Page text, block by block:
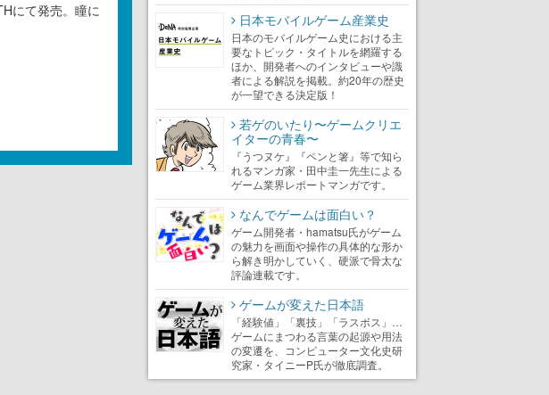
にて発売。瞳に
日本モバイルゲーム産業史
日本のモバイルゲーム史における主
要なトピック・タイトルを網羅する
ほか、開発者へのインタビューや識
者による解説を掲載。約20年の歴史
が一望できる決定版！
若ゲのいたり〜ゲームクリエ
イターの青春〜
『うつヌケ』『ペンと箸』等で知ら
れるマンガ家・田中圭一先生による
ゲーム業界レポートマンガです。
なんでゲームは面白い？
ゲーム開発者・hamatsu氏がゲーム
の魅力を画面や操作の具体的な形か
ら解き明かしていく、硬派で骨太な
評論連載です。
ゲームが変えた日本語
「経験値」「裏技」「ラスボス」…
ゲームにまつわる言葉の起源や用法
の変遷を、コンピューター文化史研
究家・タイニーP氏が徹底調査。